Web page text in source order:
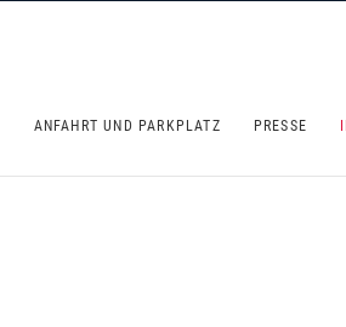
ANFAHRT UND PARKPLATZ PRESSE